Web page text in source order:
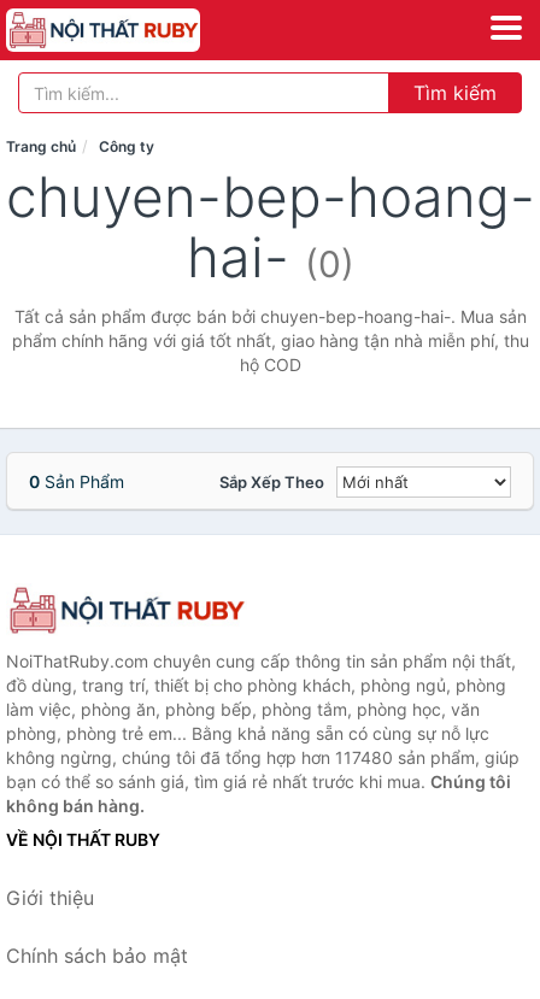
Tìm kiếm
Trang chủ Công ty
chuyen-bep-hoang-
hai- (0)
Tất cả sản phẩm được bán bởi chuyen-bep-hoang-hai-. Mua sản
phẩm chính hãng với giá tốt nhất, giao hàng tận nhà miễn phí, thu
hộ COD
0 Sản Phẩm Sắp Xếp Theo
NoiThatRuby.com chuyên cung cấp thông tin sản phẩm nội thất,
đồ dùng, trang trí, thiết bị cho phòng khách, phòng ngủ, phòng
làm việc, phòng ăn, phòng bếp, phòng tắm, phòng học, văn
phòng, phòng trẻ em... Bằng khả năng sẵn có cùng sự nỗ lực
không ngừng, chúng tôi đã tổng hợp hơn 117480 sản phẩm, giúp
bạn có thể so sánh giá, tìm giá rẻ nhất trước khi mua. Chúng tôi
không bán hàng.
VỀ NỘI THẤT RUBY
Giới thiệu
Chính sách bảo mật